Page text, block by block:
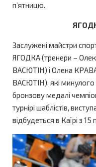
п’ятницю.
Заслужені майстри
ЯГОДКА (тренери –
ВАСЮТІН) і Олена
ВАСЮТІН), які минулого
бронзову медалі
турнірі шаблістів,
відбудеться в Каїрі з 15